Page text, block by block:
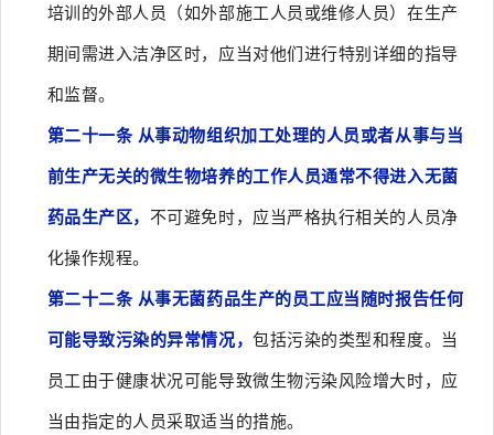
培训的外部人员（如外部施工人员或维修人员）在生产
期间需进入洁净区时，应当对他们进行特别详细的指导
和监督。
第二十一条 从事动物组织加工处理的人员或者从事与当
前生产无关的微生物培养的工作人员通常不得进入无菌
药品生产区， 不可避免时，应当严格执行相关的人员净
化操作规程。
第二十二条 从事无菌药品生产的员工应当随时报告任何
可能导致污染的异常情况，包括污染的类型和程度。当
员工由于健康状况可能导致微生物污染风险增大时，应
当由指定的人员采取适当的措施。